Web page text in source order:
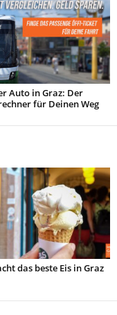
Auto in Graz: Der
für Deinen Weg
das beste Eis in Graz